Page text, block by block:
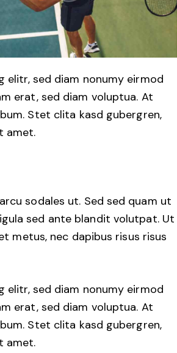
sed diam nonumy eirmod
erat, sed diam voluptua. At
Stet clita kasd gubergren,
amet.
sodales ut. Sed sed quam ut
sed ante blandit volutpat. Ut
metus, nec dapibus risus risus
sed diam nonumy eirmod
erat, sed diam voluptua. At
Stet clita kasd gubergren,
amet.